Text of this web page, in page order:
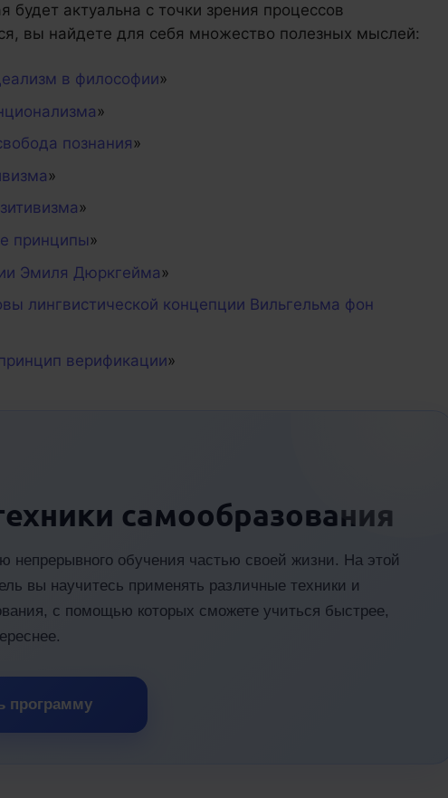
будет актуальна с точки зрения процессов
вы найдете для себя множество полезных мыслей:
в философии»
»
познания»
»
»
принципы»
Эмиля Дюркгейма»
лингвистической концепции Вильгельма фон
верификации»
самообразования
непрерывного обучения частью своей жизни. На этой
вы научитесь применять различные техники и
с помощью которых сможете учиться быстрее,
программу